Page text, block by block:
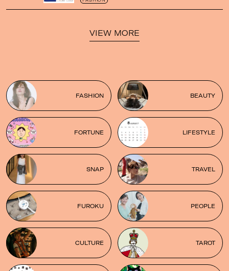
VIEW MORE
FASHION BEAUTY
FORTUNE LIFESTYLE
SNAP TRAVEL
FUROKU PEOPLE
CULTURE TAROT